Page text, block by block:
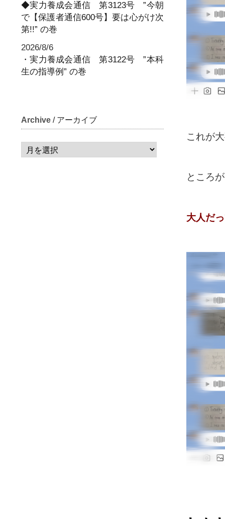
◆実力養成会通信 第3123号 ”今朝
で【保護者通信600号】要は心がけ次
第!!” の巻
2026/8/6
・実力養成会通信 第3122号 ”本科
生の指導例” の巻
Archive / アーカイブ
これが
ところ
大人だ